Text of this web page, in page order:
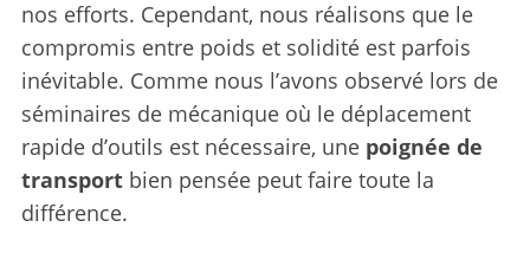
nos efforts. Cependant, nous réalisons que le
compromis entre poids et solidité est parfois
inévitable. Comme nous l’avons observé lors de
séminaires de mécanique où le déplacement
rapide d’outils est nécessaire, une poignée de
transportbien pensée peut faire toute la
différence.